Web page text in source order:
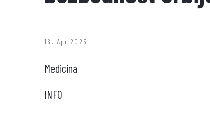
16. Apr 2025.
Medicina
INFO